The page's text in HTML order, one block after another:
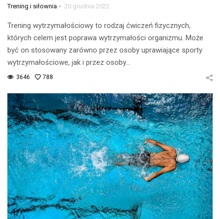
Trening i siłownia - 20 grudnia 2022
Trening wytrzymałościowy to rodzaj ćwiczeń fizycznych,
których celem jest poprawa wytrzymałości organizmu. Może
być on stosowany zarówno przez osoby uprawiające sporty
wytrzymałościowe, jak i przez osoby…
3646 788